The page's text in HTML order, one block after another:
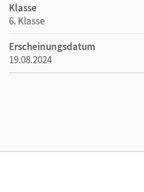
Klasse
6. Klasse
Erscheinungsdatum
19.08.2024